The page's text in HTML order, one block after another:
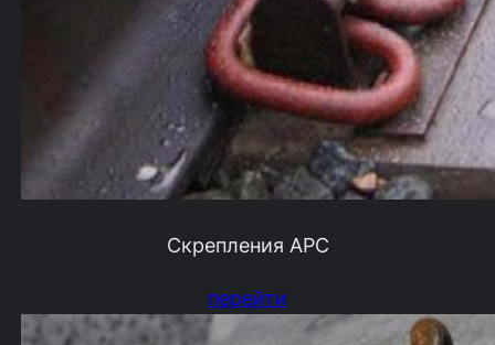
Скрепления АРС
перейти